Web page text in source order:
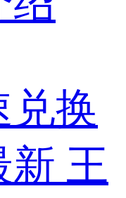
兑换
新 王